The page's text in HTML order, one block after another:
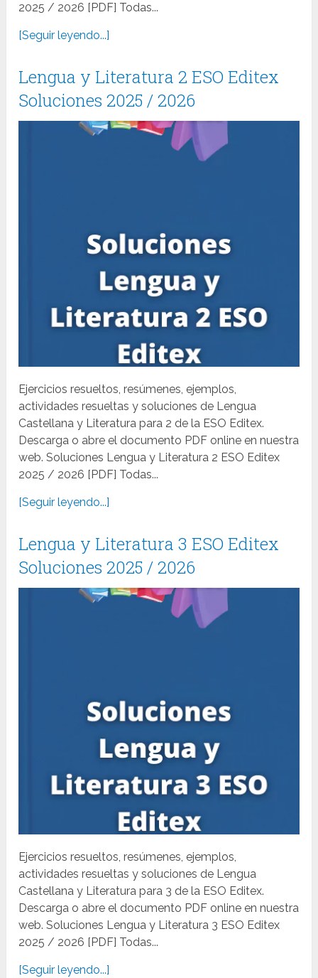
2025 / 2026 [PDF] Todas...
[Seguir leyendo...]
Lengua y Literatura 2 ESO Editex
Soluciones 2025 / 2026
Ejercicios resueltos, resúmenes, ejemplos,
actividades resueltas y soluciones de Lengua
Castellana y Literatura para 2 de la ESO Editex.
Descarga o abre el documento PDF online en nuestra
web. Soluciones Lengua y Literatura 2 ESO Editex
2025 / 2026 [PDF] Todas...
[Seguir leyendo...]
Lengua y Literatura 3 ESO Editex
Soluciones 2025 / 2026
Ejercicios resueltos, resúmenes, ejemplos,
actividades resueltas y soluciones de Lengua
Castellana y Literatura para 3 de la ESO Editex.
Descarga o abre el documento PDF online en nuestra
web. Soluciones Lengua y Literatura 3 ESO Editex
2025 / 2026 [PDF] Todas...
[Seguir leyendo...]